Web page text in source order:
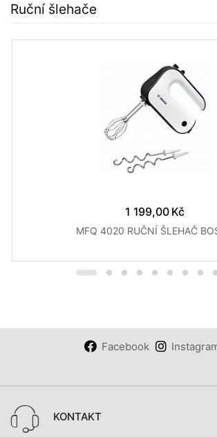
Ruční šlehače
1 199,00 Kč
MFQ 4020 RUČNÍ ŠLEHAČ
Facebook
KONTAKT